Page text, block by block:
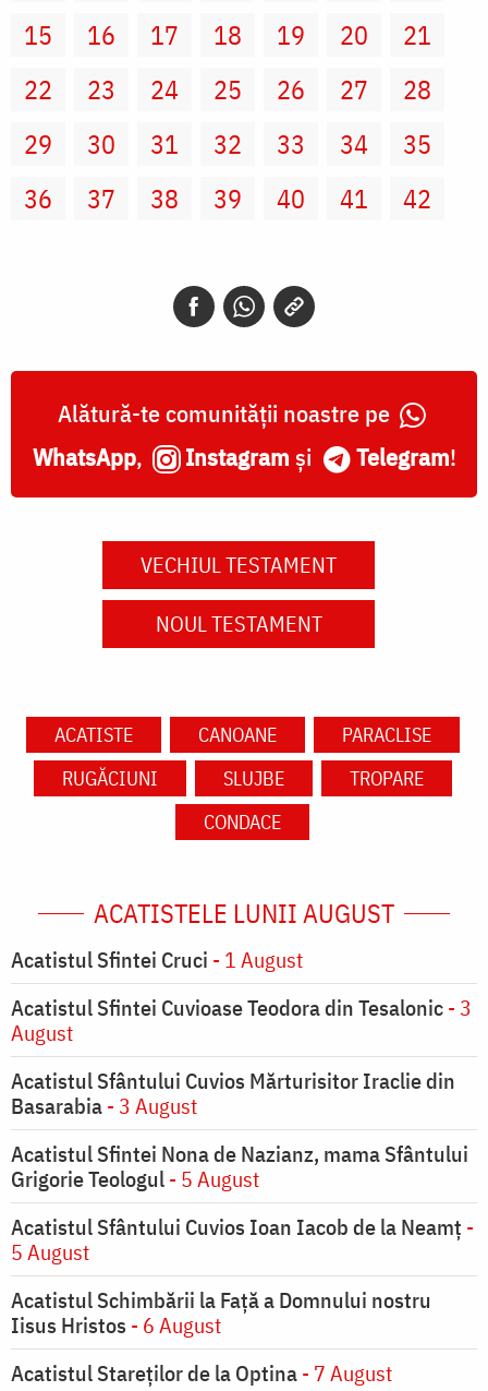
15
16 17 18 19 20
21
22
23 24 25 26 27
28
29
30 31 32 33 34
35
36
37 38 39 40 41 42
Alătură-te comunității noastre pe
WhatsApp, Instagram și Telegram!
VECHIUL TESTAMENT
NOUL TESTAMENT
ACATISTE CANOANE
PARACLISE
RUGĂCIUNI
SLUJBE
TROPARE
CONDACE
ACATISTELE LUNII AUGUST
Acatistul Sfintei Cruci - 1 August
Acatistul Sfintei Cuvioase Teodora din Tesalonic- 3
August
Acatistul Sfântului Cuvios Mărturisitor Iraclie din
Basarabia- 3 August
Acatistul Sfintei Nona de Nazianz, mama Sfântului
Grigorie Teologul- 5 August
Acatistul Sfântului Cuvios Ioan Iacob de la Neamț -
5 August
Acatistul Schimbării la Faţă a Domnului nostru
Iisus Hristos - 6 August
Acatistul Stareţilor de la Optina- 7 August